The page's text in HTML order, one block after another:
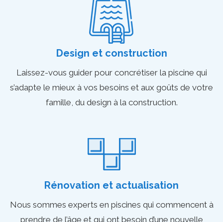
Design et construction
Laissez-vous guider pour concrétiser la piscine qui
s’adapte le mieux à vos besoins et aux goûts de votre
famille, du design à la construction.
Rénovation et actualisation
Nous sommes experts en piscines qui commencent à
prendre de l’âge et qui ont besoin d’une nouvelle